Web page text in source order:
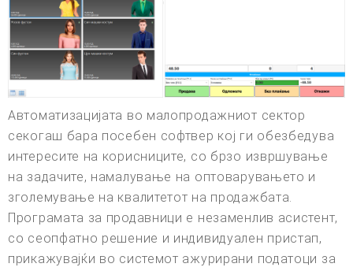
Автоматизацијата во малопродажниот сектор
секогаш бара посебен софтвер кој ги обезбедува
интересите на корисниците, со брзо извршување
на задачите, намалување на оптоварувањето и
зголемување на квалитетот на продажбата.
Програмата за продавници е незаменлив асистент,
со сеопфатно решение и индивидуален пристап,
прикажувајќи во системот ажурирани податоци за